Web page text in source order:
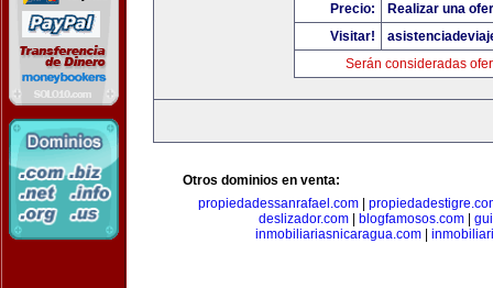
Precio:
Realizar una
Visitar!
Serán consideradas
Otros dominios en venta:
propiedadessanrafael.com
deslizador.com| blogfamosos.com|
inmobiliariasnicaragua.com